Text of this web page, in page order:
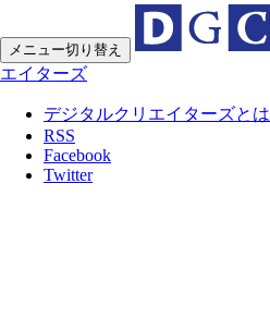
メニュー切り替え
エイターズ
デジタルクリエイターズとは
RSS
Facebook
Twitter